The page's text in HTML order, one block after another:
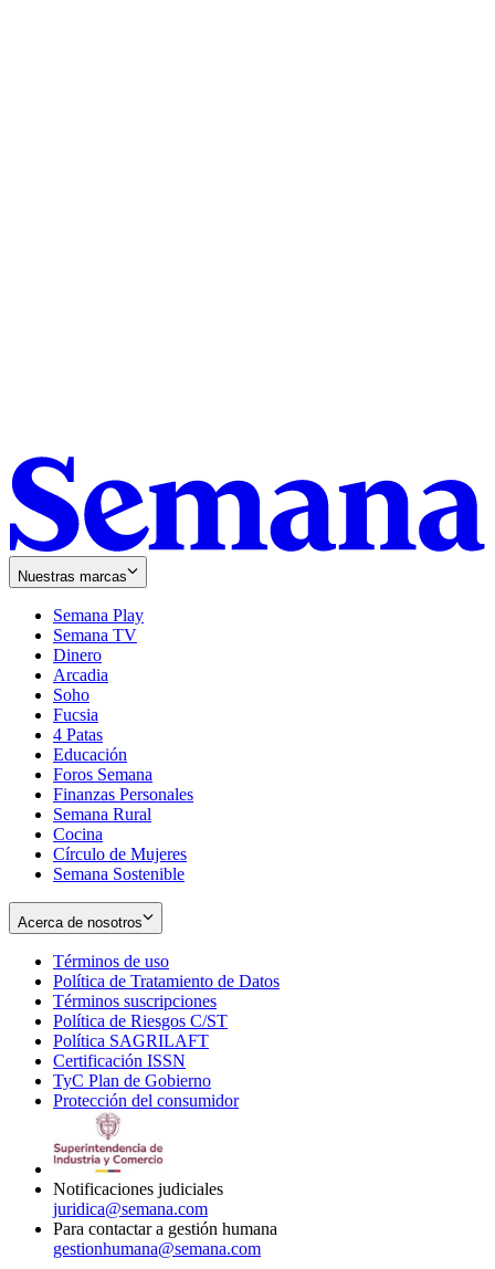
Nuestras marcas
Semana Play
Semana TV
Dinero
Arcadia
Soho
in
new
window
Fucsia
in
new
window
4 Patas
Educación
Foros Semana
Finanzas Personales
Semana Rural
Cocina
Círculo de Mujeres
Semana Sostenible
Acerca de nosotros
Términos de uso
in
new
window
Política de Tratamiento de Datos
Términos suscripciones
in
Política de Riesgos C/ST
Política SAGRILAFT
new
window
Certificación ISSN
in
new
TyC Plan de Gobierno
in
Protección del consumidorOpens
Notificaciones judiciales
juridica@semana.com
Para contactar a gestión humana
gestionhumana@semana.com